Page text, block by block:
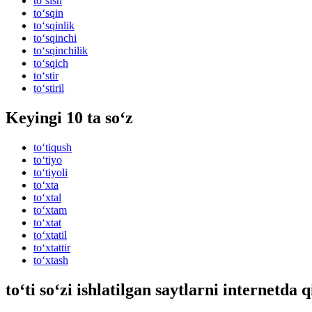
to‘sqin
to‘sqinlik
to‘sqinchi
to‘sqinchilik
to‘sqich
to‘stir
to‘stiril
Keyingi 10 ta so‘z
to‘tiqush
to‘tiyo
to‘tiyoli
to‘xta
to‘xtal
to‘xtam
to‘xtat
to‘xtatil
to‘xtattir
to‘xtash
to‘ti so‘zi ishlatilgan saytlarni internetda